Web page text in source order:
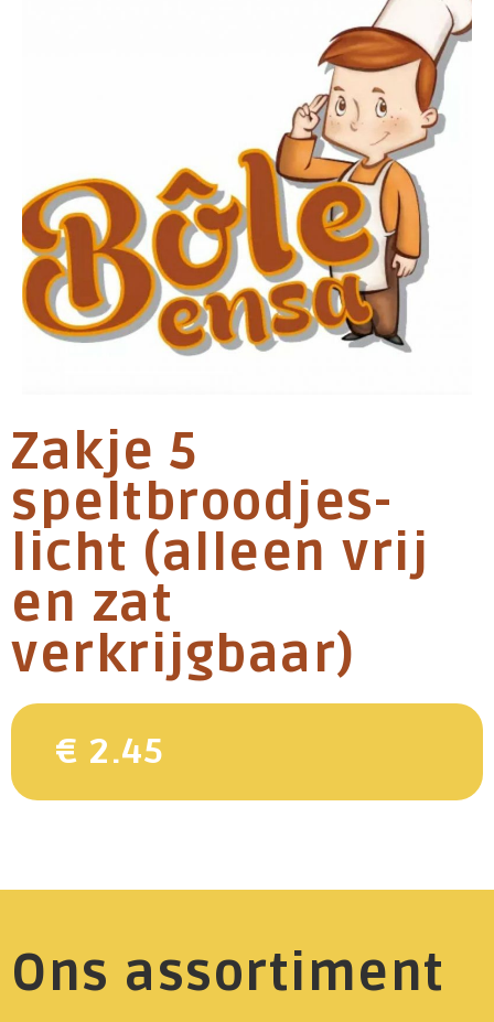
Zakje 5
speltbroodjes-
licht (alleen vrij
en zat
verkrijgbaar)
€ 2.45
Ons assortiment